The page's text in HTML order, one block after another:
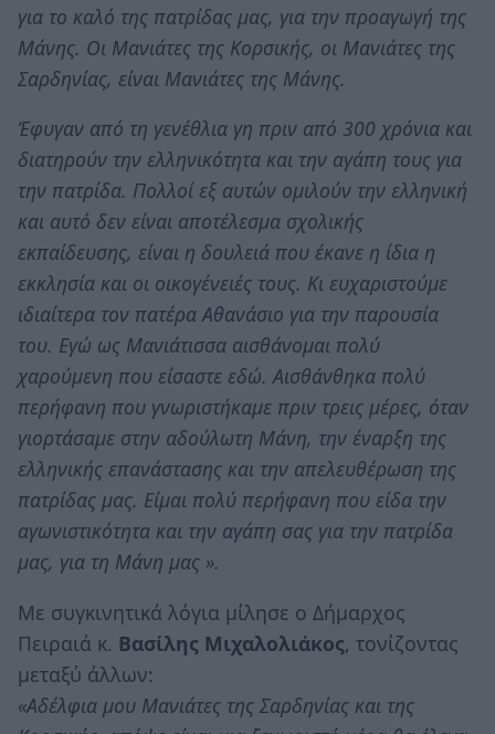
για το καλό της πατρίδας μας, για την προαγωγή της
Μάνης. Οι Μανιάτες της Κορσικής, οι Μανιάτες της
Σαρδηνίας, είναι Μανιάτες της Μάνης.
Έφυγαν από τη γενέθλια γη πριν από 300 χρόνια και
διατηρούν την ελληνικότητα και την αγάπη τους για
την πατρίδα. Πολλοί εξ αυτών ομιλούν την ελληνική
και αυτό δεν είναι αποτέλεσμα σχολικής
εκπαίδευσης, είναι η δουλειά που έκανε η ίδια η
εκκλησία και οι οικογένειές τους. Κι ευχαριστούμε
ιδιαίτερα τον πατέρα Αθανάσιο για την παρουσία
του. Εγώ ως Μανιάτισσα αισθάνομαι πολύ
χαρούμενη που είσαστε εδώ. Αισθάνθηκα πολύ
περήφανη που γνωριστήκαμε πριν τρεις μέρες, όταν
γιορτάσαμε στην αδούλωτη Μάνη, την έναρξη της
ελληνικής επανάστασης και την απελευθέρωση της
πατρίδας μας. Είμαι πολύ περήφανη που είδα την
αγωνιστικότητα και την αγάπη σας για την πατρίδα
μας, για τη Μάνη μας ».
Με συγκινητικά λόγια μίλησε ο Δήμαρχος
Πειραιά κ. Βασίλης Μιχαλολιάκος, τονίζοντας
μεταξύ άλλων:
«Αδέλφια μου Μανιάτες της Σαρδηνίας και της